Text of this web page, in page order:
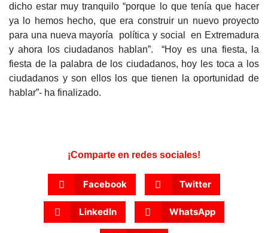
dicho estar muy tranquilo “porque lo que tenía que hacer
ya lo hemos hecho, que era construir un nuevo proyecto
para una nueva mayoría política y social en Extremadura
y ahora los ciudadanos hablan”. “Hoy es una fiesta, la
fiesta de la palabra de los ciudadanos, hoy les toca a los
ciudadanos y son ellos los que tienen la oportunidad de
hablar”- ha finalizado.
¡Comparte en redes sociales!
Facebook Twitter
LinkedIn WhatsApp